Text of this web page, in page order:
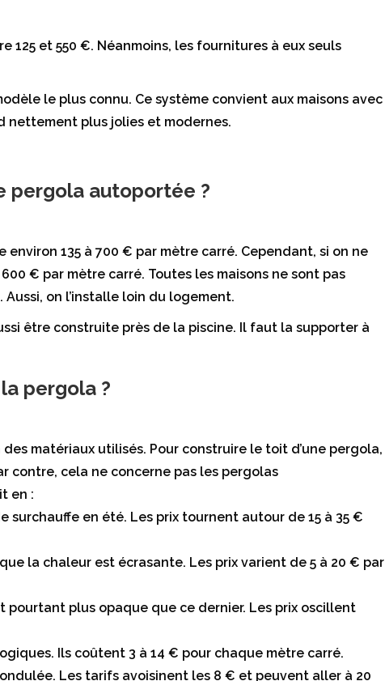
125 et 550 €. Néanmoins, les fournitures à eux seuls
le plus connu. Ce système convient aux maisons avec
nettement plus jolies et modernes.
pergola autoportée ?
135 à 700 € par mètre carré. Cependant, si on ne
€ par mètre carré. Toutes les maisons ne sont pas
on l’installe loin du logement.
être construite près de la piscine. Il faut la supporter à
pergola ?
matériaux utilisés. Pour construire le toit d’une pergola,
contre, cela ne concerne pas les pergolas
en :
surchauffe en été. Les prix tournent autour de 15 à 35 €
la chaleur est écrasante. Les prix varient de 5 à 20 € par
pourtant plus opaque que ce dernier. Les prix oscillent
Ils coûtent 3 à 14 € pour chaque mètre carré.
Les tarifs avoisinent les 8 € et peuvent aller à 20